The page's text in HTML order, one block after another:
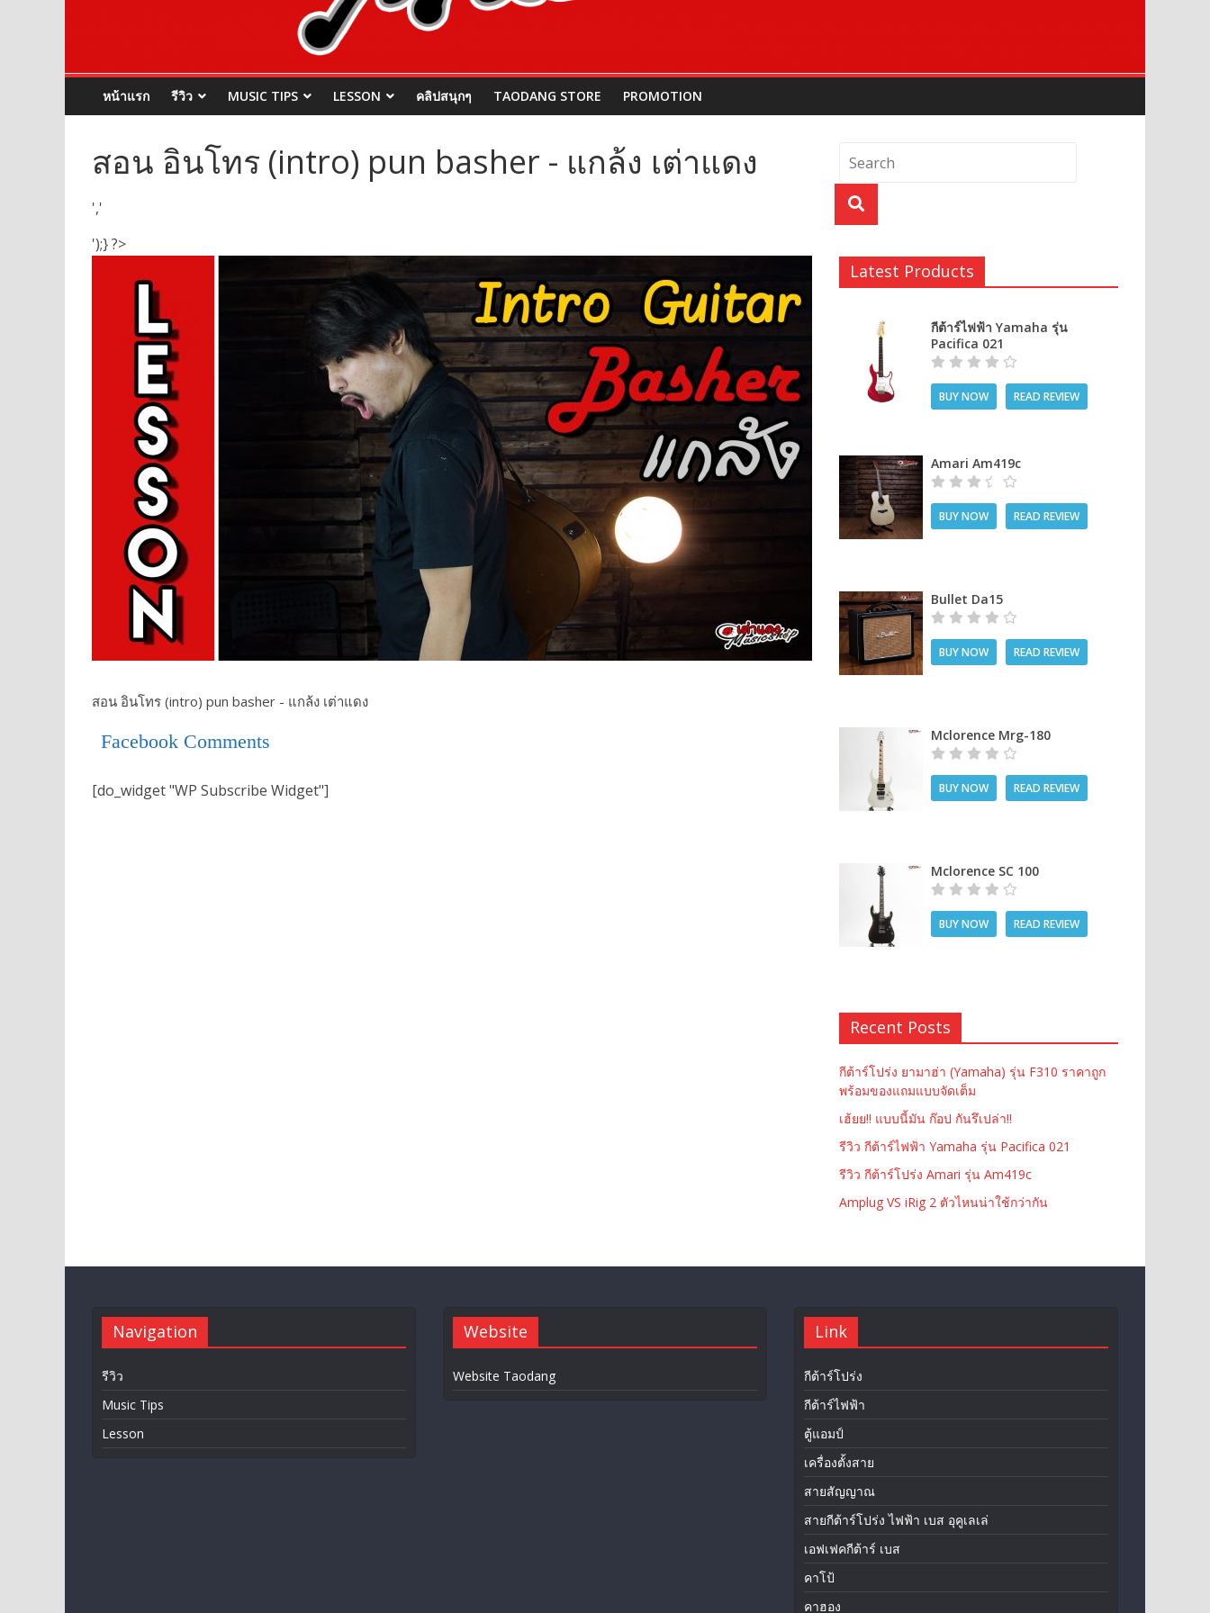
หน้าแรก รีวิว MUSIC TIPS LESSON คลิปสนุกๆ TAODANG STORE PROMOTION
สอน อินโทร (intro) pun basher - แกล้ง เต่าแดง
','
');} ?>
สอน อินโทร (intro) pun basher - แกล้ง เต่าแดง
Facebook Comments
[do_widget "WP Subscribe Widget"]
Latest Products
กีต้าร์ไฟฟ้า Yamaha รุ่น
Pacifica 021
BUY NOW READ REVIEW
Amari Am419c
BUY NOW READ REVIEW
Bullet Da15
BUY NOW READ REVIEW
Mclorence Mrg-180
BUY NOW READ REVIEW
Mclorence SC 100
BUY NOW READ REVIEW
Recent Posts
กีต้าร์โปร่ง ยามาฮ่า (Yamaha) รุ่น F310 ราคาถูก
พร้อมของแถมแบบจัดเต็ม
เฮ้ยย!! แบบนี้มัน ก๊อป กันรึเปล่า!!
รีวิว กีต้าร์ไฟฟ้า Yamaha รุ่น Pacifica 021
รีวิว กีต้าร์โปร่ง Amari รุ่น Am419c
Amplug VS iRig 2 ตัวไหนน่าใช้กว่ากัน
Navigation
รีวิว
Music Tips
Lesson
Website
Website Taodang
Link
กีต้าร์โปร่ง
กีต้าร์ไฟฟ้า
ตู้แอมป์
เครื่องตั้งสาย
สายสัญญาณ
สายกีต้าร์โปร่ง ไฟฟ้า เบส อุคูเลเล่
เอฟเฟคกีต้าร์ เบส
คาโป้
คาฮอง